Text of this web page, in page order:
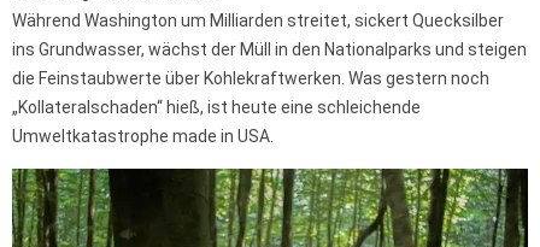
Während Washington um Milliarden streitet, sickert Quecksilber
ins Grundwasser, wächst der Müll in den Nationalparks und steigen
die Feinstaubwerte über Kohlekraftwerken. Was gestern noch
„Kollateralschaden“ hieß, ist heute eine schleichende
Umweltkatastrophe made in USA.